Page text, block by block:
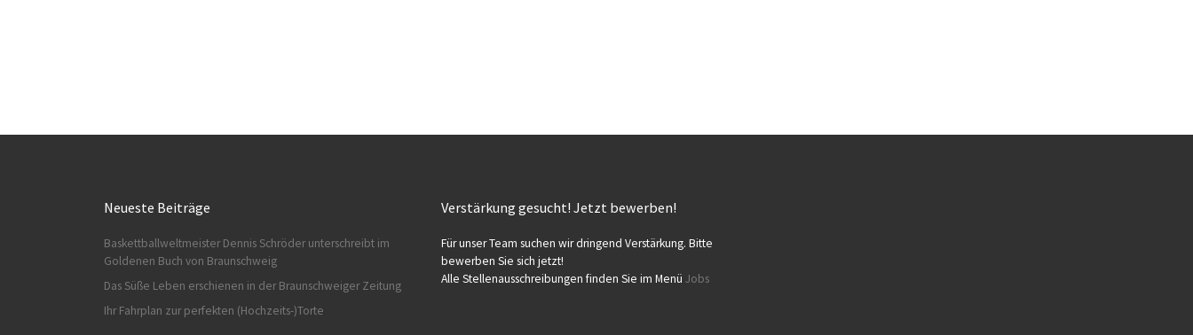
Neueste Beiträge
Baskettballweltmeister Dennis Schröder unterschreibt im
Goldenen Buch von Braunschweig
Das Süße Leben erschienen in der Braunschweiger Zeitung
Ihr Fahrplan zur perfekten (Hochzeits-)Torte
Verstärkung gesucht! Jetzt bewerben!
Für unser Team suchen wir dringend Verstärkung. Bitte
bewerben Sie sich jetzt!
Alle Stellenausschreibungen finden Sie im Menü Jobs